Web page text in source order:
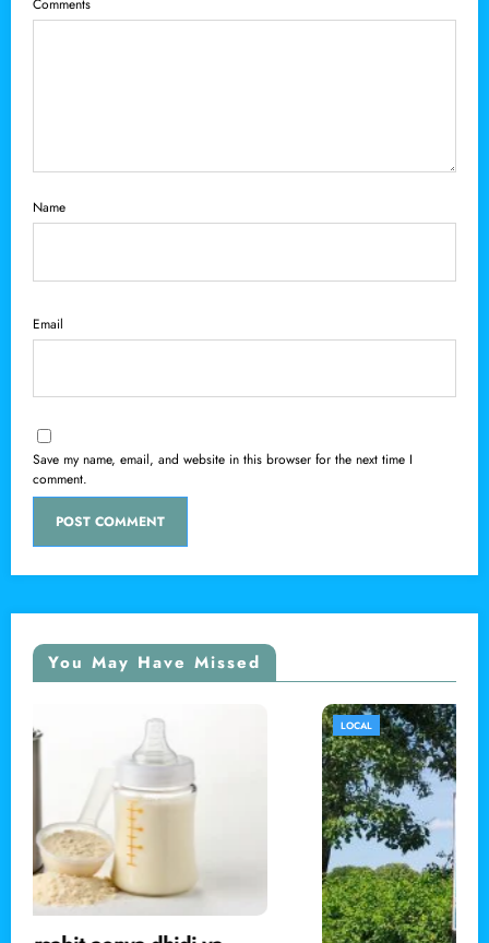
Comments
Name
Email
Save my name, email, and website in this browser for the next time I
comment.
You May Have Missed